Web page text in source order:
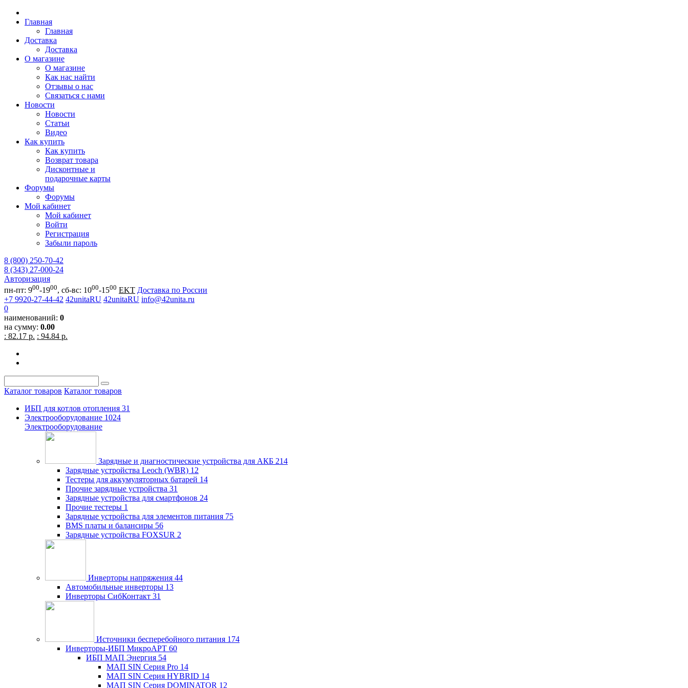
Главная
Главная
Доставка
Доставка
О магазине
О магазине
Как нас найти
Отзывы о нас
Связаться с нами
Новости
Новости
Статьи
Видео
Как купить
Как купить
Возврат товара
Дисконтные и
подарочные карты
Форумы
Форумы
Мой кабинет
Мой кабинет
Войти
Регистрация
Забыли пароль
8 (800) 250-70-42
8 (343) 27-000-24
Авторизация
пн-пт: 900-1900, сб-вс: 1000-1500 EKT Доставка по России
+7 9920-27-44-42 42unitaRU 42unitaRU info@42unita.ru
0
наименований: 0
на сумму: 0.00
: 82.17 р. : 94.84 р.
Каталог товаров Каталог товаров
ИБП для котлов отопления 31
Электрооборудование 1024
Электрооборудование
Зарядные и диагностические устройства для АКБ 214
Зарядные устройства Leoch (WBR) 12
Тестеры для аккумуляторных батарей 14
Прочие зарядные устройства 31
Зарядные устройства для смартфонов 24
Прочие тестеры 1
Зарядные устройства для элементов питания 75
BMS платы и балансиры 56
Зарядные устройства FOXSUR 2
Инверторы напряжения 44
Автомобильные инверторы 13
Инверторы СибКонтакт 31
Источники бесперебойного питания 174
Инверторы-ИБП МикроАРТ 60
ИБП МАП Энергия 54
МАП SIN Серия Pro 14
МАП SIN Серия HYBRID 14
МАП SIN Серия DOMINATOR 12